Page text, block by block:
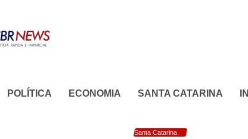
POLÍTICA ECONOMIA SANTA CATARINA
Santa Catarina